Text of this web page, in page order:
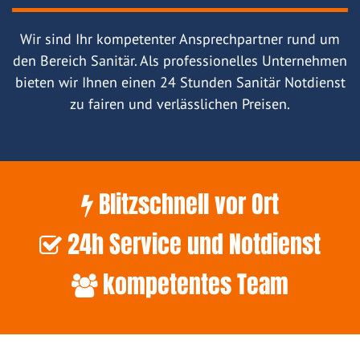
Wir sind Ihr kompetenter Ansprechpartner rund um
den Bereich Sanitär. Als professionelles Unternehmen
bieten wir Ihnen einen 24 Stunden Sanitär Notdienst
zu fairen und verlässlichen Preisen.
Blitzschnell vor Ort
24h Service und Notdienst
kompetentes Team